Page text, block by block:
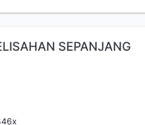
SEPANJANG